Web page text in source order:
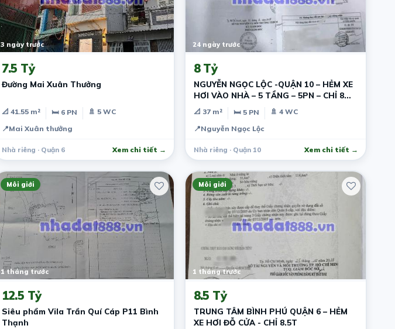
3 ngày trước
7.5 Tỷ
Đường Mai Xuân Thưởng
📐 41.55 m² 🛏 6 PN
🚿 5 WC
📍Mai Xuân thưởng
Nhà riêng · Quận 6 Xem chi tiết →
24 ngày trước
8 Tỷ
NGUYỄN NGỌC LỘC -QUẬN 10 – HẺM XE
HƠI VÀO NHÀ – 5 TẦNG – 5PN – CHỈ 8
T.Ỷ
📐 37 m² 🛏 5 PN
🚿 4 WC
📍Nguyễn Ngọc Lộc
Nhà riêng · Quận 10 Xem chi tiết →
Môi giới
1 tháng trước
12.5 Tỷ
Siêu phẩm Vila Trần Quí Cáp P11 Bình
Thạnh
Môi giới
1 tháng trước
8.5 Tỷ
TRUNG TÂM BÌNH PHÚ QUẬN 6 – HẺM
XE HƠI ĐỖ CỬA - CHỈ 8.5T